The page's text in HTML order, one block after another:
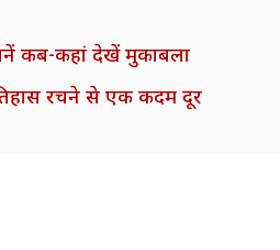
कब-कहां देखें मुकाबला
रचने से एक कदम दूर